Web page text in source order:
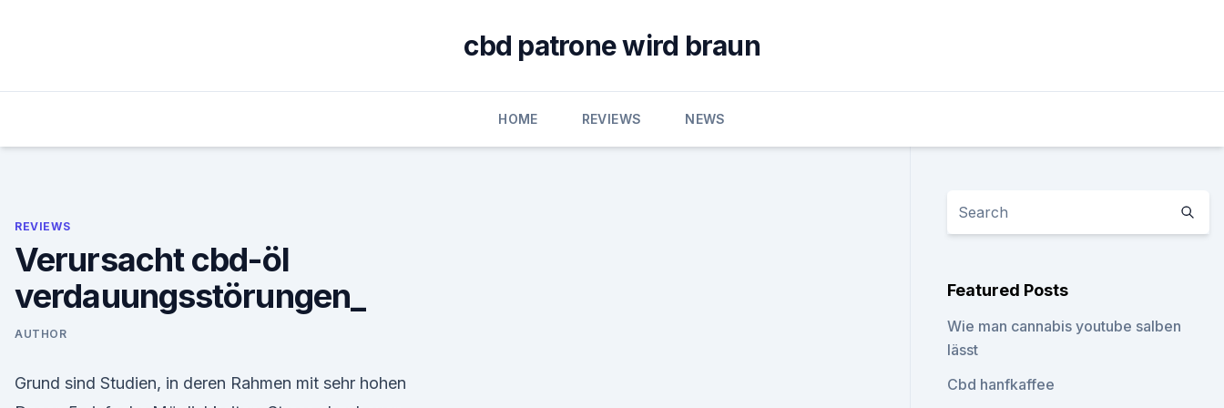
cbd patrone wird braun
HOME REVIEWS NEWS
REVIEWS
Verursacht cbd-öl
verdauungsstörungen_
AUTHOR
Grund sind Studien, in deren Rahmen mit sehr hohen
Featured Posts
Wie man cannabis youtube salben
lässt
Cbd hanfkaffee